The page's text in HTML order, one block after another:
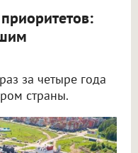
за четыре года
страны.